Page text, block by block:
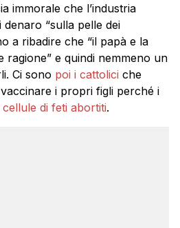
immorale che l’industria
“sulla pelle dei
a ribadire che “il papà e la
ragione” e quindi nemmeno un
Ci sono poi i cattolici che
i propri figli perché i
di feti abortiti.